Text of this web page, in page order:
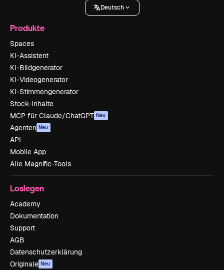
Deutsch
Produkte
Spaces
KI-Assistent
KI-Bildgenerator
KI-Videogenerator
KI-Stimmengenerator
Stock-Inhalte
MCP für Claude/ChatGPT Neu
Agenten Neu
API
Mobile App
Alle Magnific-Tools
Loslegen
Academy
Dokumentation
Support
AGB
Datenschutzerklärung
Originale Neu